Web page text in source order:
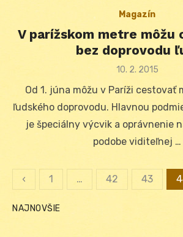
Magazín
V parížskom metre môžu
bez doprovodu
Posted
10. 2. 2015
Od 1. júna môžu v Paríži cestovať
ľudského doprovodu. Hlavnou
je špeciálny výcvik a oprávnenie
podobe viditeľnej …
Stránkovanie
príspevkov
‹ 1 … 42 43
NAJNOVŠIE